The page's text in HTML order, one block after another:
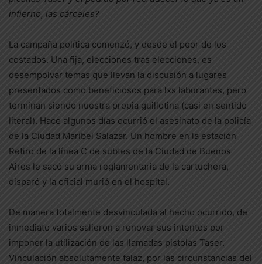
infierno, las cárceles?
La campaña política comenzó, y desde el peor de los
costados. Una fija, elecciones tras elecciones, es
desempolvar temas que llevan la discusión a lugares
presentados como beneficiosos para lxs laburantes, pero
terminan siendo nuestra propia guillotina (casi en sentido
literal). Hace algunos días ocurrió el asesinato de la policía
de la Ciudad Maribel Salazar. Un hombre en la estación
Retiro de la línea C de subtes de la Ciudad de Buenos
Aires le sacó su arma reglamentaria de la cartuchera,
disparó y la oficial murió en el hospital.
De manera totalmente desvinculada al hecho ocurrido, de
inmediato varios salieron a renovar sus intentos por
imponer la utilización de las llamadas pistolas Taser.
Vinculación absolutamente falaz, por las circunstancias del